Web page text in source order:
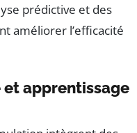
prédictive et des
améliorer l’efficacité
apprentissage